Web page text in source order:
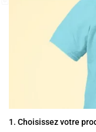
1. Choisissez votre